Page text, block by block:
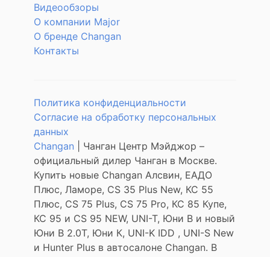
Видеообзоры
О компании Major
О бренде Changan
Контакты
Политика конфиденциальности
Согласие на обработку персональных
данных
Changan | Чанган Центр Мэйджор –
официальный дилер Чанган в Москве.
Купить новые Changan Алсвин, ЕАДО
Плюс, Ламоре, CS 35 Plus New, КС 55
Плюс, CS 75 Plus, CS 75 Pro, КС 85 Купе,
КС 95 и CS 95 NEW, UNI-T, Юни В и новый
Юни В 2.0Т, Юни К, UNI-K IDD , UNI-S New
и Hunter Plus в автосалоне Changan. В